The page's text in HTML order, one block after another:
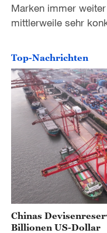
Marken immer
mittlerweile sehr
Top-Nachrichten
Chinas
Billionen US-Dollar